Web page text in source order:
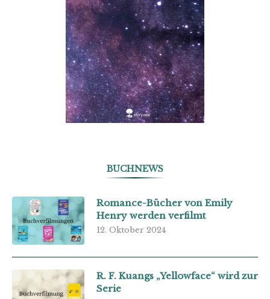
BUCHNEWS
Romance-Bücher von Emily
Henry werden verfilmt
12. Oktober 2024
R. F. Kuangs „Yellowface“ wird zur
Serie